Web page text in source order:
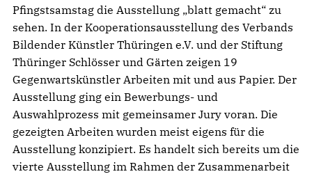
Pfingstsamstag die Ausstellung „blatt gemacht“ zu
sehen. In der Kooperationsausstellung des Verbands
Bildender Künstler Thüringen e.V. und der Stiftung
Thüringer Schlösser und Gärten zeigen 19
Gegenwartskünstler Arbeiten mit und aus Papier. Der
Ausstellung ging ein Bewerbungs- und
Auswahlprozess mit gemeinsamer Jury voran. Die
gezeigten Arbeiten wurden meist eigens für die
Ausstellung konzipiert. Es handelt sich bereits um die
vierte Ausstellung im Rahmen der Zusammenarbeit